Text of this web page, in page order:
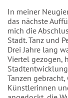
In meiner
das nächste
mich die
Stadt. Tanz und
Drei Jahre lang
Viertel gezogen,
Tanzen
Künstlerinnen